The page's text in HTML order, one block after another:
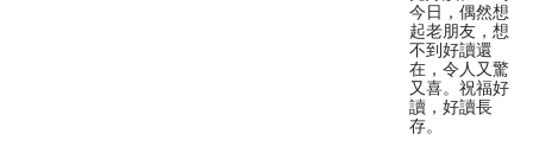
今日，偶然想
起老朋友，想
不到好讀還
在，令人又驚
又喜。祝福好
讀，好讀長
存。